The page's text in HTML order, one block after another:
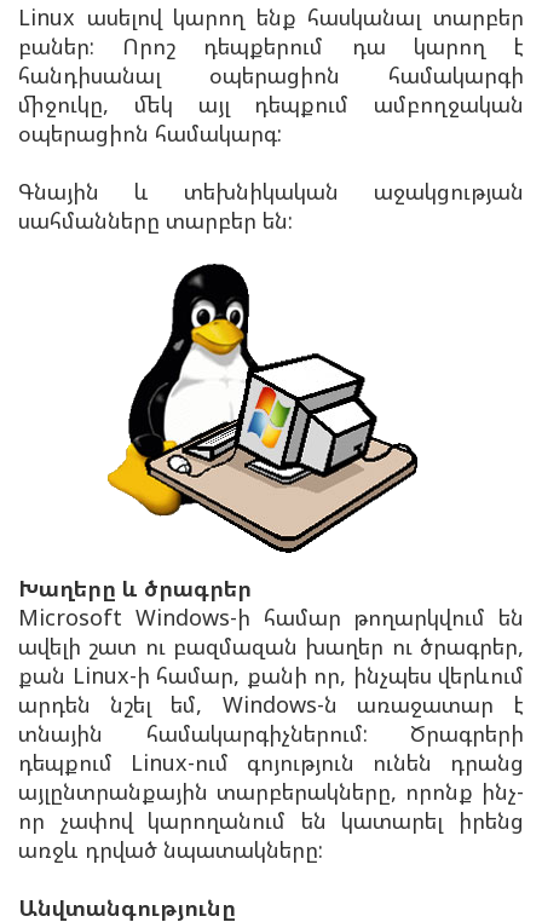
Linux ասելով կարող ենք հասկանալ տարբեր
բաներ: Որոշ դեպքերում դա կարող է
հանդիսանալ օպերացիոն համակարգի
միջուկը, մեկ այլ դեպքում ամբողջական
օպերացիոն համակարգ:
Գնային և տեխնիկական աջակցության
սահմանները տարբեր են:
Խաղերը և ծրագրեր
Microsoft Windows-ի համար թողարկվում են
ավելի շատ ու բազմազան խաղեր ու ծրագրեր,
քան Linux-ի համար, քանի որ, ինչպես վերևում
արդեն նշել եմ, Windows-ն առաջատար է
տնային համակարգիչներում: Ծրագրերի
դեպքում Linux-ում գոյություն ունեն դրանց
այլընտրանքային տարբերակները, որոնք ինչ-
որ չափով կարողանում են կատարել իրենց
առջև դրված նպատակները:
Անվտանգությունը